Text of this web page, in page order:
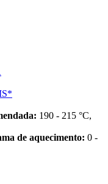
190 - 215 °C,
de aquecimento: 0 -